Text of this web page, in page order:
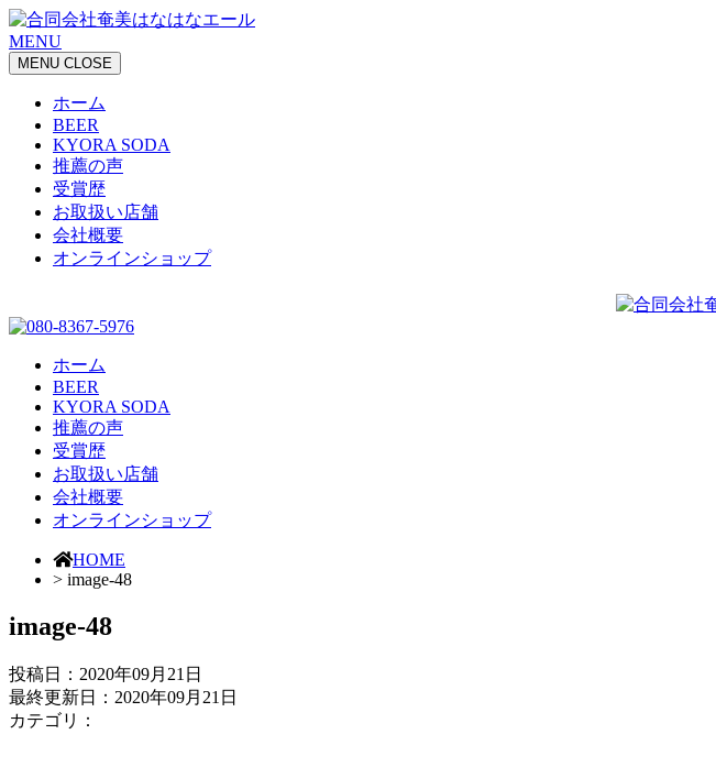
MENU
MENU CLOSE
ホーム
BEER
KYORA SODA
推薦の声
受賞歴
お取扱い店舗
会社概要
オンラインショップ
ホーム
BEER
KYORA SODA
推薦の声
受賞歴
お取扱い店舗
会社概要
オンラインショップ
HOME
> image-48
image-48
投稿日： 2020年09月21日
最終更新日：2020年09月21日
カテゴリ：